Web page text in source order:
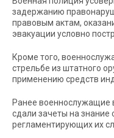
задержанию
правовым актам,
эвакуации условно
Кроме того,
стрельбе из штатного
применению средств
Ранее военнослужащие
сдали зачеты на знание
регламентирующих их